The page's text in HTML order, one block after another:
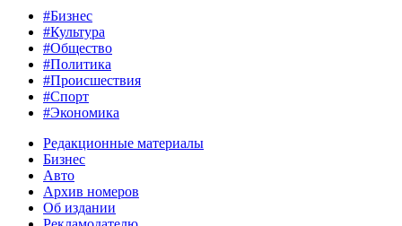
#Бизнес
#Культура
#Общество
#Политика
#Происшествия
#Спорт
#Экономика
Редакционные материалы
Бизнес
Авто
Архив номеров
Об издании